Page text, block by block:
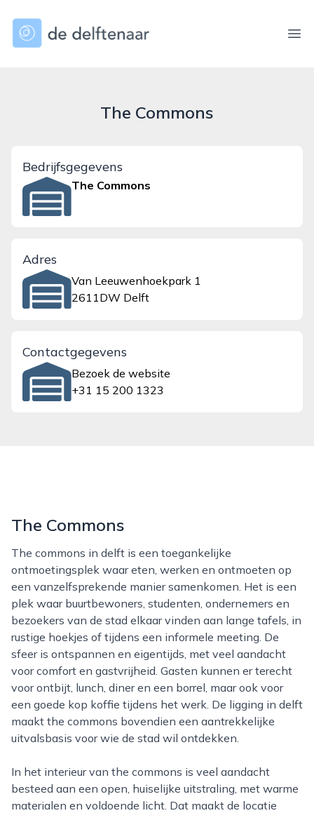
dedelftenaar.nl
The Commons
Bedrijfsgegevens
The Commons
Adres
Van Leeuwenhoekpark 1
2611DW Delft
Contactgegevens
Bezoek de website
+31 15 200 1323
The Commons
The commons in delft is een toegankelijke
ontmoetingsplek waar eten, werken en ontmoeten op
een vanzelfsprekende manier samenkomen. Het is een
plek waar buurtbewoners, studenten, ondernemers en
bezoekers van de stad elkaar vinden aan lange tafels, in
rustige hoekjes of tijdens een informele meeting. De
sfeer is ontspannen en eigentijds, met veel aandacht
voor comfort en gastvrijheid. Gasten kunnen er terecht
voor ontbijt, lunch, diner en een borrel, maar ook voor
een goede kop koffie tijdens het werk. De ligging in delft
maakt the commons bovendien een aantrekkelijke
uitvalsbasis voor wie de stad wil ontdekken.
In het interieur van the commons is veel aandacht
besteed aan een open, huiselijke uitstraling, met warme
materialen en voldoende licht. Dat maakt de locatie